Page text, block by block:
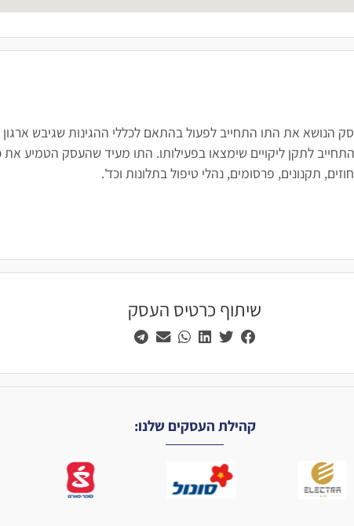
הנושא את התו התחייב לפעול בהתאם לכללי ההגינות שגיבש ארגון
לתקן ליקויים שימצאו בפעילותו. התו מעיד שהעסק הטמיע
תקנונים, פרסומים, נהלי טיפול בתלונות וכד'.
שיתוף כרטיס העסק
קהילת העסקים שלנו: